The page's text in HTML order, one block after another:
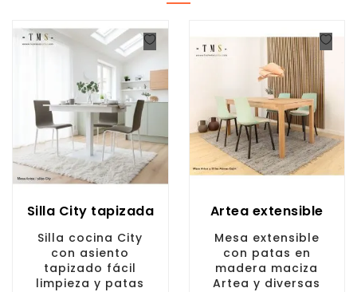
Silla City tapizada
Silla cocina City
con asiento
tapizado fácil
limpieza y patas
Artea extensible
Mesa extensible
con patas en
madera maciza
Artea y diversas